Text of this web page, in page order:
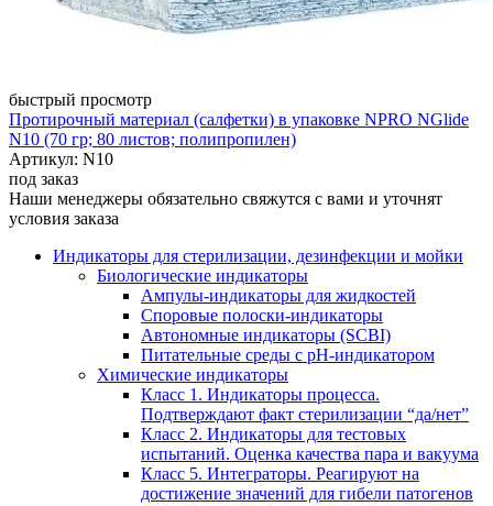
быстрый просмотр
Протирочный материал (салфетки) в упаковке NPRO NGlide
N10 (70 гр; 80 листов; полипропилен)
Артикул: N10
под заказ
Наши менеджеры обязательно свяжутся с вами и уточнят
условия заказа
Индикаторы для стерилизации, дезинфекции и мойки
Биологические индикаторы
Ампулы-индикаторы для жидкостей
Споровые полоски-индикаторы
Автономные индикаторы (SCBI)
Питательные среды с рН-индикатором
Химические индикаторы
Класс 1. Индикаторы процесса.
Подтверждают факт стерилизации “да/нет”
Класс 2. Индикаторы для тестовых
испытаний. Оценка качества пара и вакуума
Класс 5. Интеграторы. Реагируют на
достижение значений для гибели патогенов